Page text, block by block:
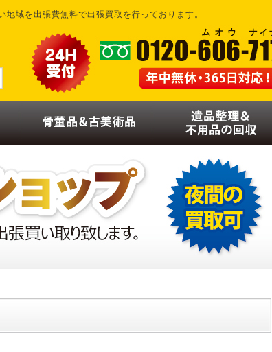
域を出張費無料で出張買取を行っております。